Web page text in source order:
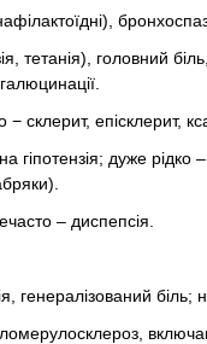
тетанія), головний
склерит, епісклерит,
гіпотензія; дуже рідко
– диспепсія.
генералізований біль;